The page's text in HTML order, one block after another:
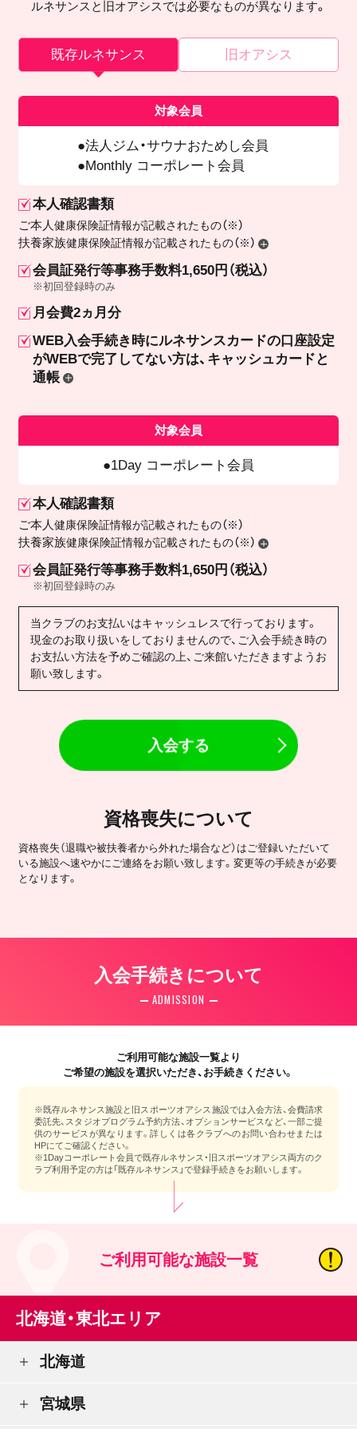
ルネサンスと旧オアシスでは必要なものが異なります。
既存ルネサンス 旧オアシス
対象会員
法人ジム・サウナおためし会員
Monthly コーポレート会員
本人確認書類
ご本人健康保険証情報が記載されたもの（※）
扶養家族健康保険証情報が記載されたもの（※）
会員証発行等事務手数料1,650円（税込）
※初回登録時のみ
月会費2ヵ月分
WEB入会手続き時にルネサンスカードの口座設定
がWEBで完了してない方は、キャッシュカードと
通帳
対象会員
1Day コーポレート会員
本人確認書類
ご本人健康保険証情報が記載されたもの（※）
扶養家族健康保険証情報が記載されたもの（※）
会員証発行等事務手数料1,650円（税込）
※初回登録時のみ
当クラブのお支払いはキャッシュレスで行っております。
現金のお取り扱いをしておりませんので、ご入会手続き時の
お支払い方法を予めご確認の上、ご来館いただきますようお
願い致します。
入会する
資格喪失について
資格喪失（退職や被扶養者から外れた場合など）はご登録いただいて
いる施設へ速やかにご連絡をお願い致します。変更等の手続きが必要
となります。
入会手続きについて
ADMISSION
ご利用可能な施設一覧より
ご希望の施設を選択いただき、お手続きください。
※既存ルネサンス施設と旧スポーツオアシス施設では入会方法、会費請求
委託先、スタジオプログラム予約方法、オプションサービスなど、一部ご提
供のサービスが異なります。詳しくは各クラブへのお問い合わせまたは
HPにてご確認ください。
※1Dayコーポレート会員で既存ルネサンス・旧スポーツオアシス両方のク
ラブ利用予定の方は「既存ルネサンス」で登録手続きをお願いします。
ご利用可能な施設一覧
北海道・東北エリア
北海道
宮城県